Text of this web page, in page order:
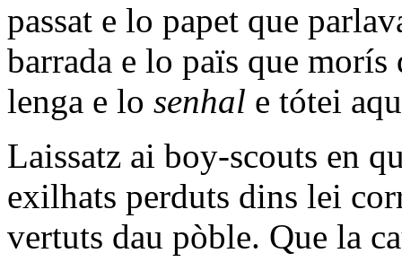
passat e lo papet que
barrada e lo païs que
lenga e lo senhal e tótei
Laissatz ai boy-scouts en
exilhats perduts dins lei
vertuts dau pòble. Que la